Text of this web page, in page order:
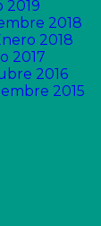
2019
2018
2018
2017
2016
2015